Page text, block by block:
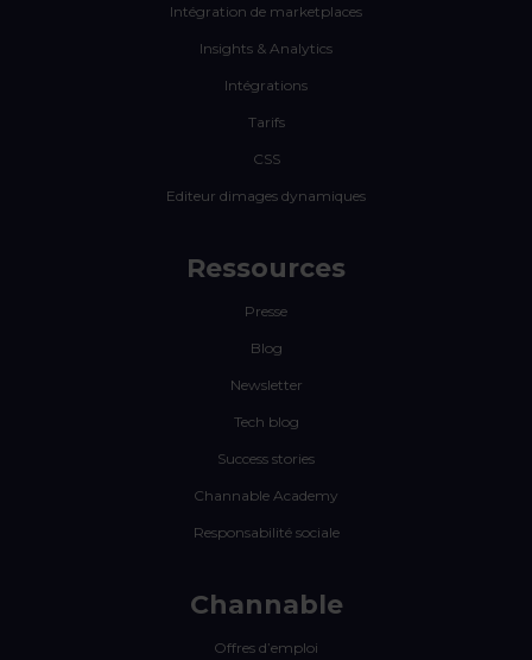
Intégration de marketplaces
Insights & Analytics
Intégrations
Tarifs
CSS
Editeur dimages dynamiques
Ressources
Presse
Blog
Newsletter
Tech blog
Success stories
Channable Academy
Responsabilité sociale
Channable
Offres d’emploi